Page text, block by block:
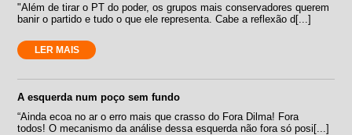
"Além de tirar o PT do poder, os grupos mais conservadores querem
banir o partido e tudo o que ele representa. Cabe a reflexão d[...]
LER MAIS
A esquerda num poço sem fundo
“Ainda ecoa no ar o erro mais que crasso do Fora Dilma! Fora
todos! O mecanismo da análise dessa esquerda não fora só posi[...]